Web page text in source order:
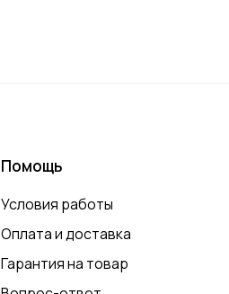
Помощь
Условия работы
Оплата и доставка
Гарантия на товар